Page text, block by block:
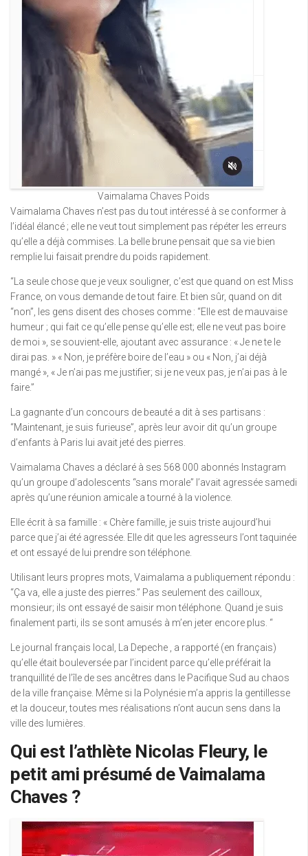
Vaimalama Chaves Poids
Vaimalama Chaves n’est pas du tout intéressé à se conformer à
l’idéal élancé ; elle ne veut tout simplement pas répéter les erreurs
qu’elle a déjà commises. La belle brune pensait que sa vie bien
remplie lui faisait prendre du poids rapidement.
“La seule chose que je veux souligner, c’est que quand on est Miss
France, on vous demande de tout faire. Et bien sûr, quand on dit
“non”, les gens disent des choses comme : “Elle est de mauvaise
humeur ; qui fait ce qu’elle pense qu’elle est; elle ne veut pas boire
de moi », se souvient-elle, ajoutant avec assurance : « Je ne te le
dirai pas. » « Non, je préfère boire de l’eau » ou « Non, j’ai déjà
mangé », « Je n’ai pas me justifier; si je ne veux pas, je n’ai pas à le
faire.”
La gagnante d’un concours de beauté a dit à ses partisans :
“Maintenant, je suis furieuse”, après leur avoir dit qu’un groupe
d’enfants à Paris lui avait jeté des pierres.
Vaimalama Chaves a déclaré à ses 568 000 abonnés Instagram
qu’un groupe d’adolescents “sans morale” l’avait agressée samedi
après qu’une réunion amicale a tourné à la violence.
Elle écrit à sa famille : « Chère famille, je suis triste aujourd’hui
parce que j’ai été agressée. Elle dit que les agresseurs l’ont taquinée
et ont essayé de lui prendre son téléphone.
Utilisant leurs propres mots, Vaimalama a publiquement répondu :
“Ça va, elle a juste des pierres.” Pas seulement des cailloux,
monsieur; ils ont essayé de saisir mon téléphone. Quand je suis
finalement parti, ils se sont amusés à m’en jeter encore plus. “
Le journal français local, La Depeche , a rapporté (en français)
qu’elle était bouleversée par l’incident parce qu’elle préférait la
tranquillité de l’île de ses ancêtres dans le Pacifique Sud au chaos
de la ville française. Même si la Polynésie m’a appris la gentillesse
et la douceur, toutes mes réalisations n’ont aucun sens dans la
ville des lumières.
Qui est l’athlète Nicolas Fleury, le
petit ami présumé de Vaimalama
Chaves ?